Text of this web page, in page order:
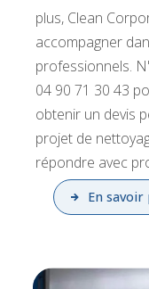
plus, Clean
accompagner
professionnels.
04 90 71 30 43
obtenir un devis
projet de
répondre avec
En savoir